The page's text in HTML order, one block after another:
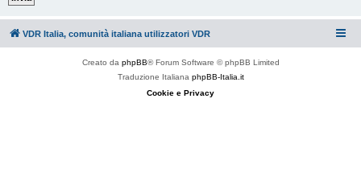
VDR Italia, comunità italiana utilizzatori VDR
Creato da phpBB® Forum Software © phpBB Limited
Traduzione Italiana phpBB-Italia.it
Cookie e Privacy